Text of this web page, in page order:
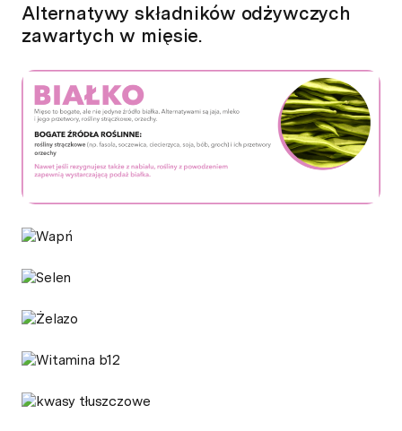
Alternatywy składników odżywczych
zawartych w mięsie.